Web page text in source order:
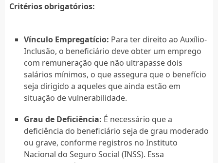
Critérios obrigatórios:
Vínculo Empregatício: Para ter direito ao Auxílio-
Inclusão, o beneficiário deve obter um emprego
com remuneração que não ultrapasse dois
salários mínimos, o que assegura que o benefício
seja dirigido a aqueles que ainda estão em
situação de vulnerabilidade.
Grau de Deficiência: É necessário que a
deficiência do beneficiário seja de grau moderado
ou grave, conforme registros no Instituto
Nacional do Seguro Social (INSS). Essa